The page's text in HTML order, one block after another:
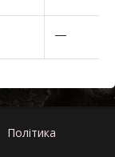
—
Політика